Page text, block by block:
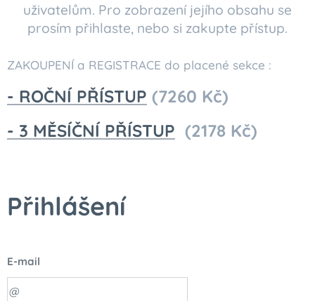
uživatelům. Pro zobrazení jejího obsahu se
prosím přihlaste, nebo si zakupte přístup.
ZAKOUPENÍ a REGISTRACE do placené sekce :
- ROČNÍ PŘÍSTUP (7260 Kč)
- 3 MĚSÍČNÍ PŘÍSTUP (2178 Kč)
Přihlášení
E-mail